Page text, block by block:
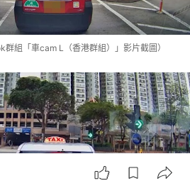
組「車cam L（香港群組）」影片截圖）